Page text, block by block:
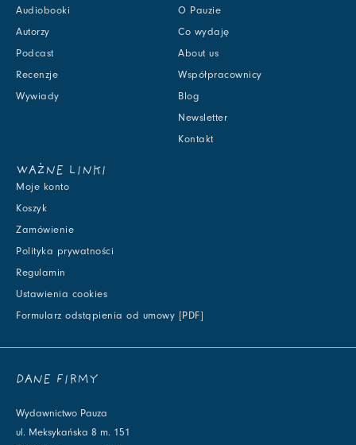
Audiobooki
Autorzy
Podcast
Recenzje
Wywiady
O Pauzie
Co wydaję
About us
Współpracownicy
Blog
Newsletter
Kontakt
WAŻNE LINKI
Moje konto
Koszyk
Zamówienie
Polityka prywatności
Regulamin
Ustawienia cookies
Formularz odstąpienia od umowy [PDF]
DANE FIRMY
Wydawnictwo Pauza
ul. Meksykańska 8 m. 151